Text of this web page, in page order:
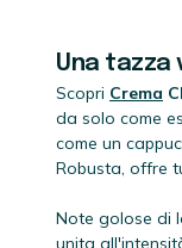
Una tazza
Scopri Crema
da solo come
come un
Robusta, offre
Note golose di
unita